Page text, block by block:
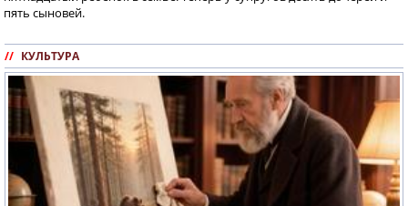
пять сыновей.
// КУЛЬТУРА